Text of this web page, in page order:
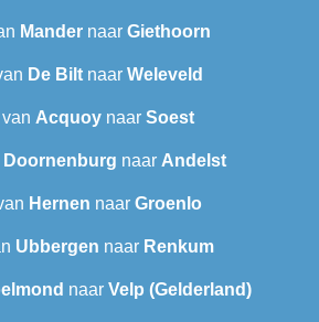
Mandernaar Giethoorn
De Biltnaar Weleveld
Acquoy naar Soest
Doornenburg naar Andelst
Hernen naar Groenlo
Ubbergen naar Renkum
naar Velp (Gelderland)